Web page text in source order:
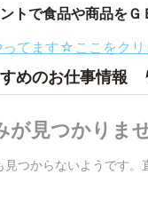
トで食品や商品を
てます☆ここをクリ
めのお仕事情